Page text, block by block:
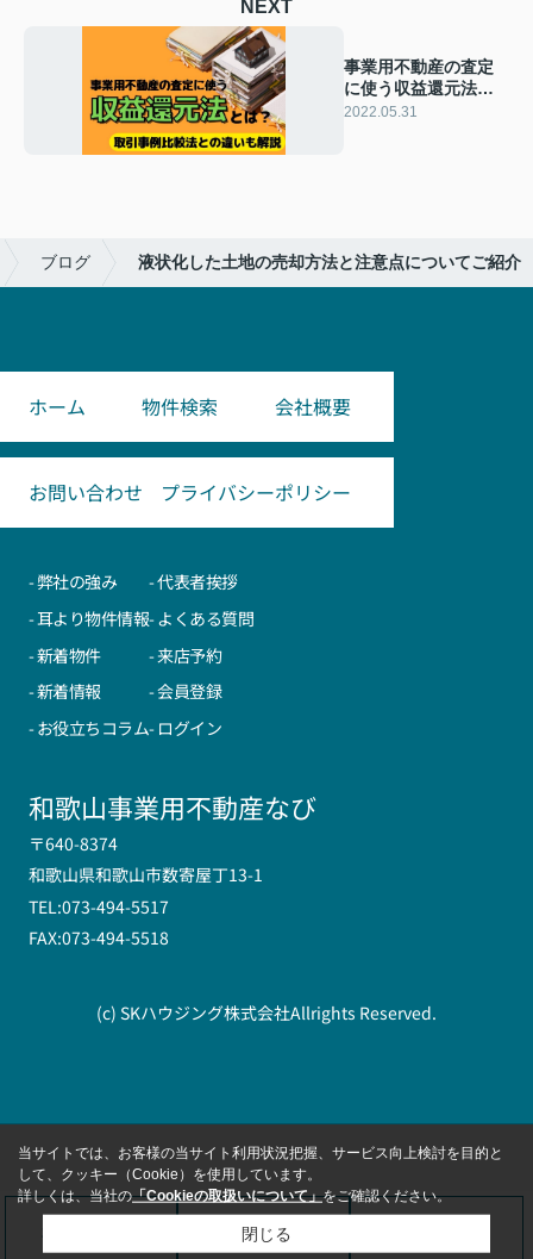
NEXT
事業用不動産の査定
に使う収益還元法と
は？取引事例比較法
2022.05.31
ブログ 液状化した土地の売却方法と注意点についてご紹介
ホーム 物件検索 会社概要
お問い合わせ プライバシーポリシー
- 弊社の強み
- 耳より物件情報
- 新着物件
- 新着情報
- お役立ちコラム
- 代表者挨拶
- よくある質問
- 来店予約
- 会員登録
- ログイン
和歌山事業用不動産なび
〒640-8374
和歌山県和歌山市数寄屋丁13-1
TEL:073-494-5517
FAX:073-494-5518
(c) SKハウジング株式会社Allrights Reserved.
来店予約
当サイトでは、お客様の当サイト利用状況把握、サービス向上検討を目的と
して、クッキー（Cookie）を使用しています。
詳しくは、当社の「Cookieの取扱いについて」をご確認ください。
閉じる